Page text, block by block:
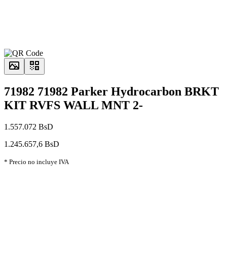
71982 71982 Parker Hydrocarbon BRKT
KIT RVFS WALL MNT 2-
1.557.072 BsD
1.245.657,6 BsD
* Precio no incluye IVA